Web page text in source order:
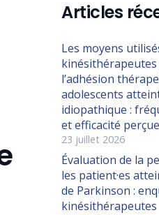
Articles
Les moyens
l’adhésion
adolescents
idiopathique :
et efficacité perçue
23 juillet 2026
Évaluation de la
les patient·es
de Parkinson :
kinésithérapeutes